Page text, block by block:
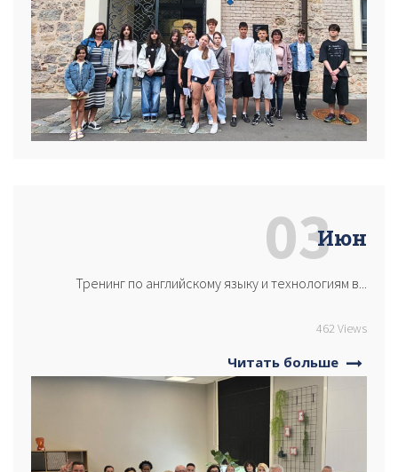
Июн
Тренинг по английскому языку и технологиям в...
462 Views
Читать больше
03